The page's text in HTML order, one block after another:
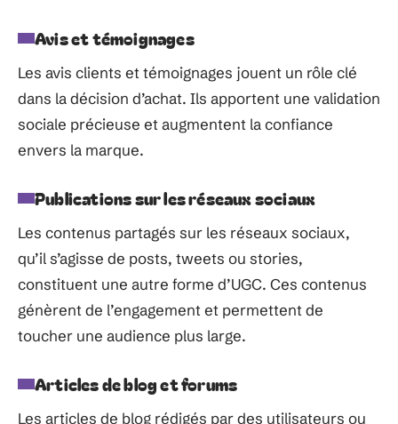
Avis et témoignages
Les avis clients et témoignages jouent un rôle clé
dans la décision d’achat. Ils apportent une validation
sociale précieuse et augmentent la confiance
envers la marque.
Publications sur les réseaux sociaux
Les contenus partagés sur les réseaux sociaux,
qu’il s’agisse de posts, tweets ou stories,
constituent une autre forme d’UGC. Ces contenus
génèrent de l’engagement et permettent de
toucher une audience plus large.
Articles de blog et forums
Les articles de blog rédigés par des utilisateurs ou